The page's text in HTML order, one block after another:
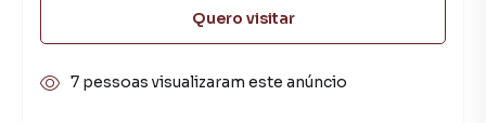
Quero visitar
7 pessoas visualizaram este anúncio